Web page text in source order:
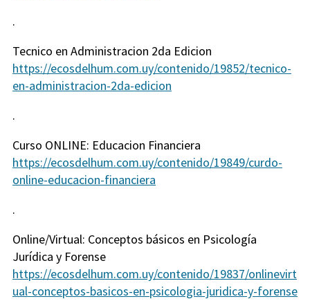
.
Tecnico en Administracion 2da Edicion
https://ecosdelhum.com.uy/contenido/19852/tecnico-
en-administracion-2da-edicion
.
Curso ONLINE: Educacion Financiera
https://ecosdelhum.com.uy/contenido/19849/curdo-
online-educacion-financiera
.
Online/Virtual: Conceptos básicos en Psicología
Jurídica y Forense
https://ecosdelhum.com.uy/contenido/19837/onlinevirt
ual-conceptos-basicos-en-psicologia-juridica-y-forense